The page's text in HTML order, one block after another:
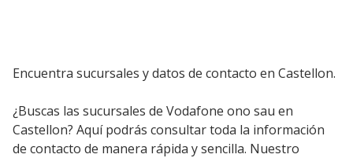
Encuentra sucursales y datos de contacto en Castellon.
¿Buscas las sucursales de Vodafone ono sau en
Castellon? Aquí podrás consultar toda la información
de contacto de manera rápida y sencilla. Nuestro